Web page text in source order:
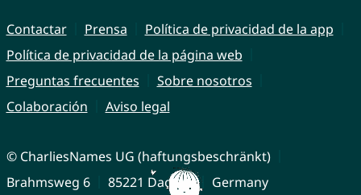
Contactar Prensa
Política de privacidad de la app
Política de privacidad de la página web
Preguntas frecuentes
Sobre nosotros
Colaboración
Aviso legal
© CharliesNames UG (haftungsbeschränkt)
Brahmsweg 6
85221 Dachau Germany